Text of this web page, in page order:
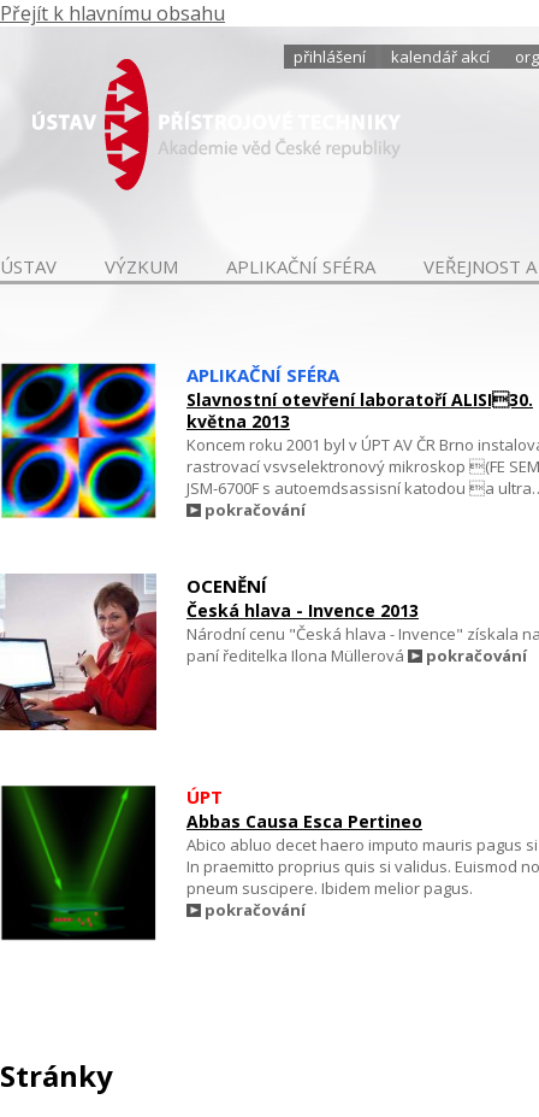
Přejít k hlavnímu obsahu
přihlášení kalendář akcí
ÚSTAV VÝZKUM APLIKAČNÍ SFÉRA VEŘEJNOST
APLIKAČNÍ SFÉRA
Slavnostní otevření laboratoří ALISI30.
května 2013
Koncem roku 2001 byl v ÚPT AV ČR Brno
rastrovací vsvselektronový mikroskop (FE
JSM-6700F s autoemdsassisní katodou a
pokračování
OCENĚNÍ
Česká hlava - Invence 2013
Národní cenu "Česká hlava - Invence" získala
paní ředitelka Ilona Müllerová
pokračování
ÚPT
Abbas Causa Esca Pertineo
Abico abluo decet haero imputo mauris pagus
In praemitto proprius quis si validus. Euismod
pneum suscipere. Ibidem melior pagus.
pokračování
Stránky